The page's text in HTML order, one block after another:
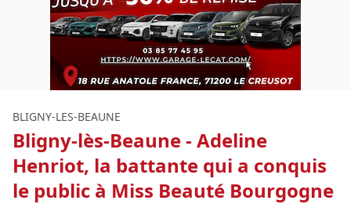
BLIGNY-LES-BEAUNE
Bligny-lès-Beaune - Adeline
Henriot, la battante qui a conquis
le public à Miss Beauté Bourgogne